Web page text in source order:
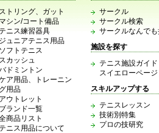
ストリング、ガット
マシン/コート備品
ニス練習器具
ジュニアテニス用品
ソフトテニス
スカッシュ
ドミントン
ア用品、トレーニン
グ用品
アウトレット
ブランド一覧
商品リスト
ニス用品について
サークル
サークル検索
サークルなんで
施設を探す
テニス施設ガイ
スイエローペー
スキルアップする
テニスレッスン
技術別特集
プロの技研究